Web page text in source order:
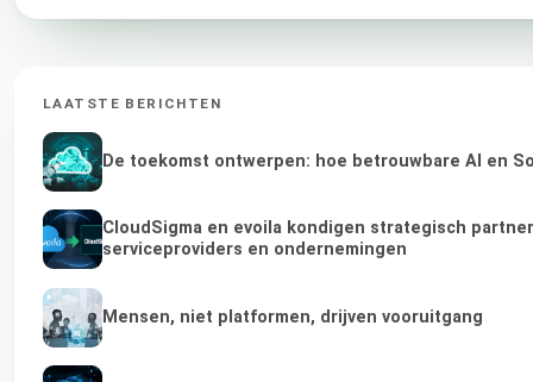
LAATSTE BERICHTEN
De toekomst ontwerpen: hoe betrouwbare AI en
CloudSigma en evoila kondigen strategisch
serviceproviders en ondernemingen
Mensen, niet platformen, drijven vooruitgang